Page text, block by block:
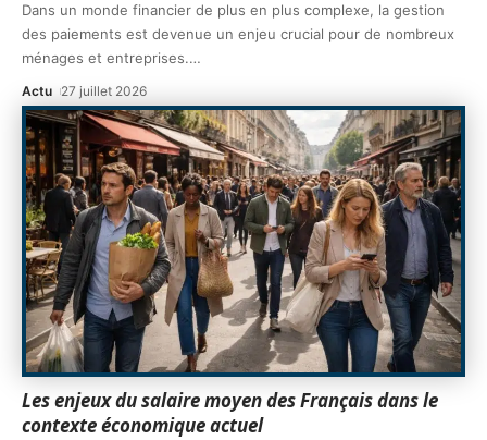
Dans un monde financier de plus en plus complexe, la gestion
des paiements est devenue un enjeu crucial pour de nombreux
ménages et entreprises.…
Actu 27 juillet 2026
Les enjeux du salaire moyen des Français dans le
contexte économique actuel